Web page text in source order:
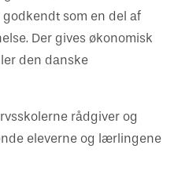
som en del af
Der gives økonomisk
den danske
rådgiver og
eleverne og lærlingene